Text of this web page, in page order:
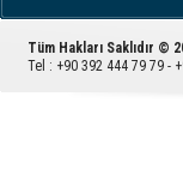
İletişim
YDÜ - Yakın
Avrupa
| RSS |
PARA
| Sektörel Haber
Tüm Hakları Saklıdır ©
Tel : +90 392 444 79 79 -